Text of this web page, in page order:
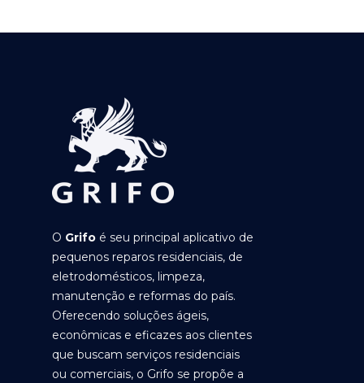
O Grifo é seu principal aplicativo de
pequenos reparos residenciais, de
eletrodomésticos, limpeza,
manutenção e reformas do país.
Oferecendo soluções ágeis,
econômicas e eficazes aos clientes
que buscam serviços residenciais
ou comerciais, o Grifo se propõe a